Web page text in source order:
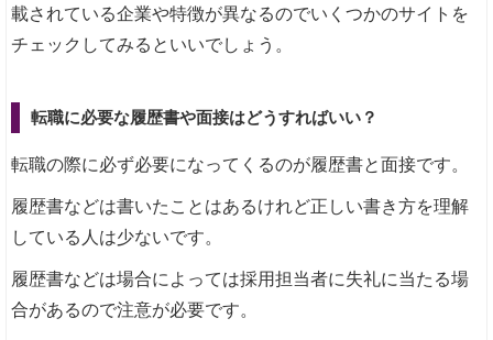
載されている企業や特徴が異なるのでいくつかのサイトを
チェックしてみるといいでしょう。
転職に必要な履歴書や面接はどうすればいい？
転職の際に必ず必要になってくるのが履歴書と面接です。
履歴書などは書いたことはあるけれど正しい書き方を理解
している人は少ないです。
履歴書などは場合によっては採用担当者に失礼に当たる場
合があるので注意が必要です。